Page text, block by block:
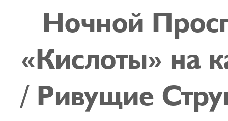
Ночной
«Кислоты» на
/ Ривущие